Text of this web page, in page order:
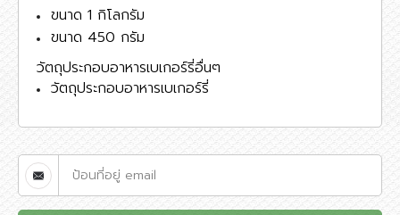
ขนาด 1 กิโลกรัม
ขนาด 450 กรัม
วัตถุประกอบอาหารเบเกอร์รี่อื่นๆ
วัตถุประกอบอาหารเบเกอร์รี่